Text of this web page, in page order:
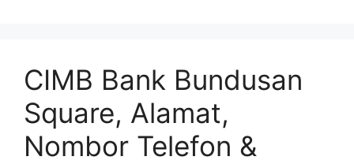
CIMB Bank Bundusan
Square, Alamat,
Nombor Telefon &